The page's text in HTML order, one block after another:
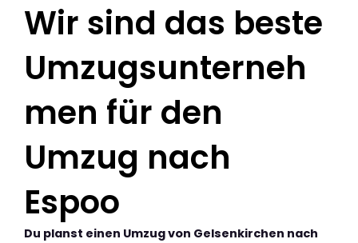
Wir sind das beste
Umzugsunterneh
men für den
Umzug nach
Espoo
Du planst einen Umzug von Gelsenkirchen nach